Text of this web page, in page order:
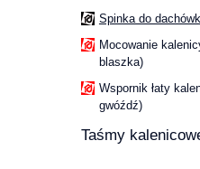
Spinka do
Mocowanie
blaszka)
Wspornik łaty
gwóźdź)
Taśmy